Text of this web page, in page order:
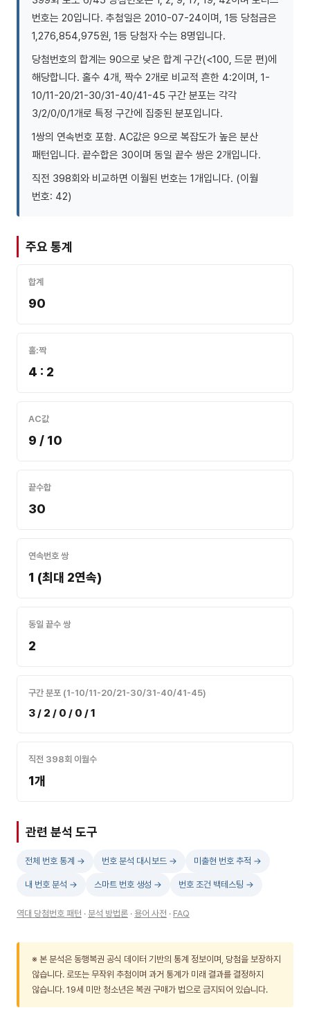
번호는 20입니다. 추첨일은 2010-07-24이며, 1등 당첨금은
1,276,854,975원, 1등 당첨자 수는 8명입니다.
당첨번호의 합계는 90으로 낮은 합계 구간(<100, 드문 편)에
해당합니다. 홀수 4개, 짝수 2개로 비교적 흔한 4:2이며, 1-
10/11-20/21-30/31-40/41-45 구간 분포는 각각
3/2/0/0/1개로 특정 구간에 집중된 분포입니다.
1쌍의 연속번호 포함. AC값은 9으로 복잡도가 높은 분산
패턴입니다. 끝수합은 30이며 동일 끝수 쌍은 2개입니다.
직전 398회와 비교하면 이월된 번호는 1개입니다. (이월
번호: 42)
주요 통계
합계
90
홀:짝
4 : 2
AC값
9 / 10
끝수합
30
연속번호 쌍
1 (최대 2연속)
동일 끝수 쌍
2
구간 분포 (1-10/11-20/21-30/31-40/41-45)
3 / 2 / 0 / 0 / 1
직전 398회 이월수
1개
관련 분석 도구
전체 번호 통계 → 번호 분석 대시보드 → 미출현 번호 추적 →
내 번호 분석 → 스마트 번호 생성 → 번호 조건 백테스팅 →
역대 당첨번호 패턴 · 분석 방법론 · 용어 사전 · FAQ
※ 본 분석은 동행복권 공식 데이터 기반의 통계 정보이며, 당첨을 보장하지
않습니다. 로또는 무작위 추첨이며 과거 통계가 미래 결과를 결정하지
않습니다. 19세 미만 청소년은 복권 구매가 법으로 금지되어 있습니다.